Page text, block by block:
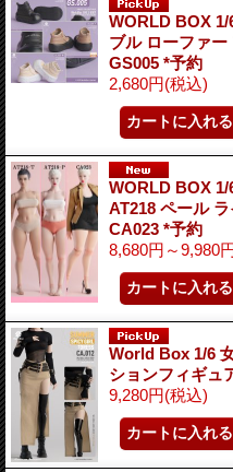
WORLD BOX 1/
ブル ローファ
GS005 *予約
2,680円(税込)
WORLD BOX 1/
AT218 ペール
CA023 *予約
8,680円～9,980
World Box 1/6
ションフィギュ
9,280円(税込)